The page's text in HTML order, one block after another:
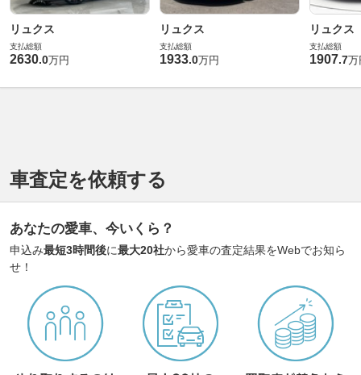
リュクス
支払総額
2630.0万円
リュクス
支払総額
1933.0万円
リュクス
支払総額
1907.7万
車査定を依頼する
あなたの愛車、今いくら？
申込み最短3時間後に最大20社から愛車の査定結果をWebでお知ら
せ！